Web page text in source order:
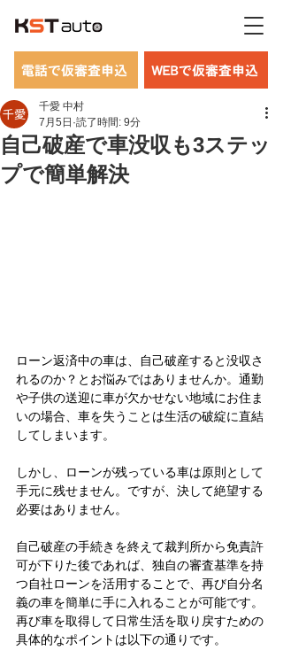
WEBで仮審査申込
電話で仮審査申込
自己破産で車没収も3ステッ
プで簡単解決
千愛 中村
7月5日 読了時間: 9分
ローン返済中の車は、自己破産すると没収さ
れるのか？とお悩みではありませんか。通勤
や子供の送迎に車が欠かせない地域にお住ま
いの場合、車を失うことは生活の破綻に直結
してしまいます。
しかし、ローンが残っている車は原則として
手元に残せません。ですが、決して絶望する
必要はありません。
自己破産の手続きを終えて裁判所から免責許
可が下りた後であれば、独自の審査基準を持
つ自社ローンを活用することで、再び自分名
義の車を簡単に手に入れることが可能です。
再び車を取得して日常生活を取り戻すための
具体的なポイントは以下の通りです。